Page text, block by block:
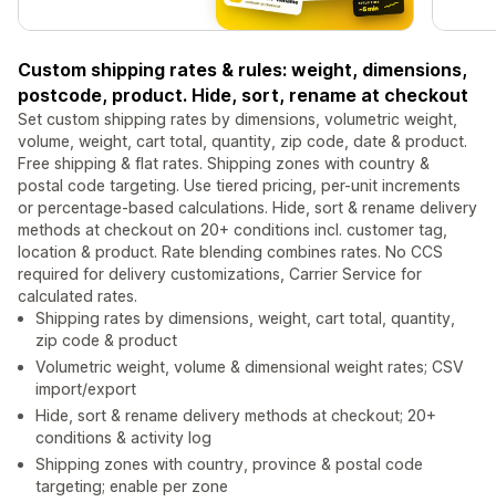
Custom shipping rates & rules: weight, dimensions,
postcode, product. Hide, sort, rename at checkout
Set custom shipping rates by dimensions, volumetric weight,
volume, weight, cart total, quantity, zip code, date & product.
Free shipping & flat rates. Shipping zones with country &
postal code targeting. Use tiered pricing, per-unit increments
or percentage-based calculations. Hide, sort & rename delivery
methods at checkout on 20+ conditions incl. customer tag,
location & product. Rate blending combines rates. No CCS
required for delivery customizations, Carrier Service for
calculated rates.
Shipping rates by dimensions, weight, cart total, quantity,
zip code & product
Volumetric weight, volume & dimensional weight rates; CSV
import/export
Hide, sort & rename delivery methods at checkout; 20+
conditions & activity log
Shipping zones with country, province & postal code
targeting; enable per zone